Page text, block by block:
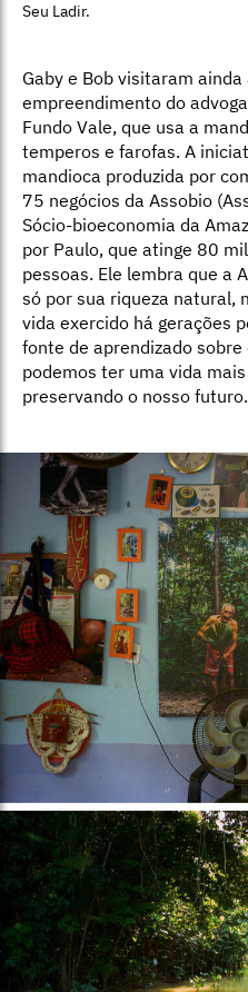
Seu Ladir.
Gaby e Bob visitaram ainda
empreendimento do
Fundo Vale, que usa a
temperos e farofas. A
mandioca produzida por
75 negócios da Assobio
Sócio-bioeconomia da
por Paulo, que atinge 80 mil
pessoas. Ele lembra que a
só por sua riqueza natural,
vida exercido há gerações
fonte de aprendizado sobre
podemos ter uma vida
preservando o nosso futuro.